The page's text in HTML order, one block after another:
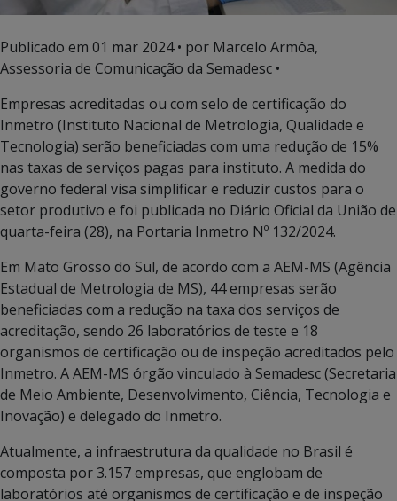
Publicado em 01 mar 2024• por Marcelo Armôa,
Assessoria de Comunicação da Semadesc •
Empresas acreditadas ou com selo de certificação do
Inmetro (Instituto Nacional de Metrologia, Qualidade e
Tecnologia) serão beneficiadas com uma redução de 15%
nas taxas de serviços pagas para instituto. A medida do
governo federal visa simplificar e reduzir custos para o
setor produtivo e foi publicada no Diário Oficial da União de
quarta-feira (28), na Portaria Inmetro Nº 132/2024.
Em Mato Grosso do Sul, de acordo com a AEM-MS (Agência
Estadual de Metrologia de MS), 44 empresas serão
beneficiadas com a redução na taxa dos serviços de
acreditação, sendo 26 laboratórios de teste e 18
organismos de certificação ou de inspeção acreditados pelo
Inmetro. A AEM-MS órgão vinculado à Semadesc (Secretaria
de Meio Ambiente, Desenvolvimento, Ciência, Tecnologia e
Inovação) e delegado do Inmetro.
Atualmente, a infraestrutura da qualidade no Brasil é
composta por 3.157 empresas, que englobam de
laboratórios até organismos de certificação e de inspeção